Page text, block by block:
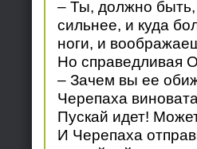
– Ты, должно
сильнее, и куда
ноги, и
Но справедливая
– Зачем вы ее
Черепаха
Пускай идет!
И Черепаха